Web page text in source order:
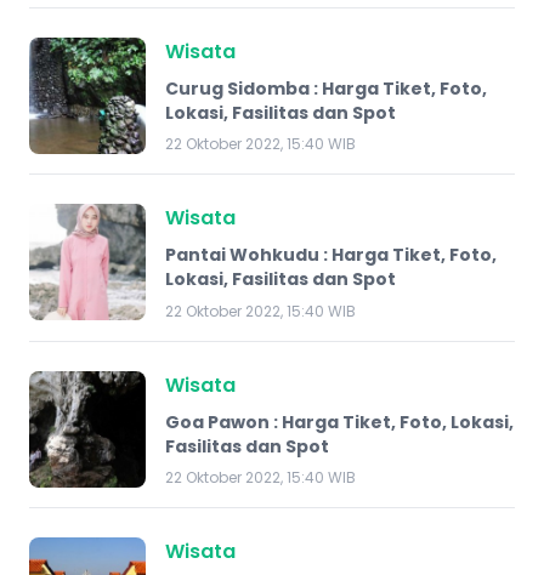
Wisata
Curug Sidomba : Harga Tiket, Foto,
Lokasi, Fasilitas dan Spot
22 Oktober 2022, 15:40 WIB
Wisata
Pantai Wohkudu : Harga Tiket, Foto,
Lokasi, Fasilitas dan Spot
22 Oktober 2022, 15:40 WIB
Wisata
Goa Pawon : Harga Tiket, Foto, Lokasi,
Fasilitas dan Spot
22 Oktober 2022, 15:40 WIB
Wisata